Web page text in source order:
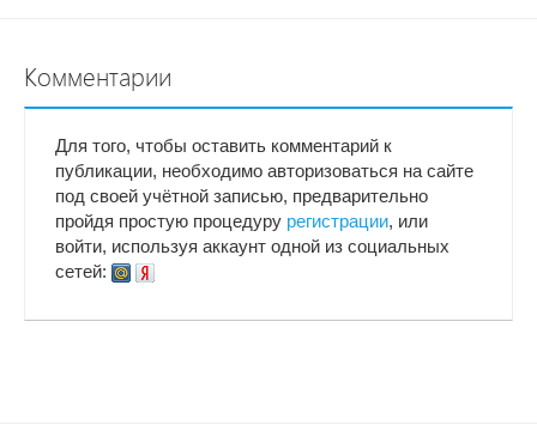
Комментарии
Для того, чтобы оставить комментарий к
публикации, необходимо авторизоваться на сайте
под своей учётной записью, предварительно
пройдя простую процедуру регистрации, или
войти, используя аккаунт одной из социальных
сетей: